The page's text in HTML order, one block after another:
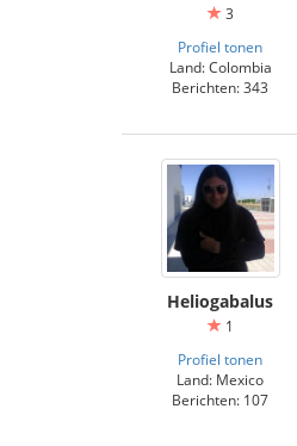
3
Profiel tonen
Land: Colombia
Berichten: 343
Heliogabalus
1
Profiel tonen
Land: Mexico
Berichten: 107